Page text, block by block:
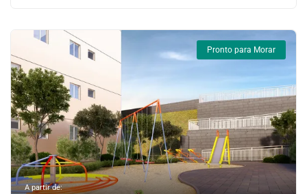
Pronto para Morar
A partir de: